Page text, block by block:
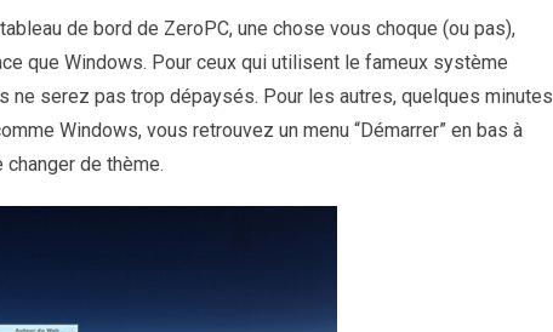
de bord de ZeroPC, une chose vous choque (ou pas),
que Windows. Pour ceux qui utilisent le fameux système
ne serez pas trop dépaysés. Pour les autres, quelques minutes
Windows, vous retrouvez un menu “Démarrer” en bas à
de thème.